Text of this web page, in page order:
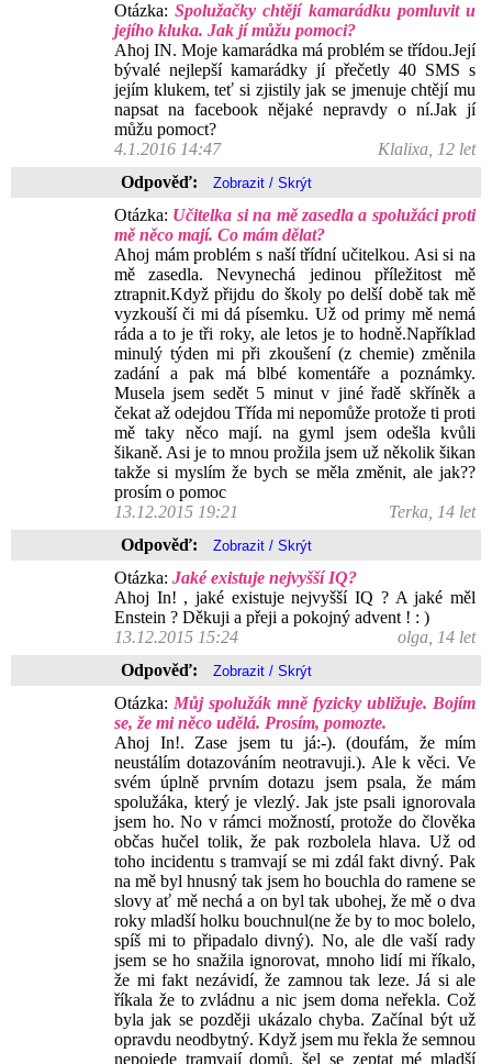
Otázka:Spolužačky chtějí kamarádku pomluvit u
jejího kluka. Jak jí můžu pomoci?
Ahoj IN. Moje kamarádka má problém se třídou.Její
bývalé nejlepší kamarádky jí přečetly 40 SMS s
jejím klukem, teť si zjistily jak se jmenuje chtějí mu
napsat na facebook nějaké nepravdy o ní.Jak jí
můžu pomoct?
4.1.2016 14:47
Klalixa, 12 let
Odpověď:
Otázka: Učitelka si na mě zasedla a spolužáci proti
mě něco mají. Co mám dělat?
Ahoj mám problém s naší třídní učitelkou. Asi si na
mě zasedla. Nevynechá jedinou příležitost mě
ztrapnit.Když přijdu do školy po delší době tak mě
vyzkouší či mi dá písemku. Už od primy mě nemá
ráda a to je tři roky, ale letos je to hodně.Například
minulý týden mi při zkoušení (z chemie) změnila
zadání a pak má blbé komentáře a poznámky.
Musela jsem sedět 5 minut v jiné řadě skříněk a
čekat až odejdou Třída mi nepomůže protože ti proti
mě taky něco mají. na gyml jsem odešla kvůli
šikaně. Asi je to mnou prožila jsem už několik šikan
takže si myslím že bych se měla změnit, ale jak??
prosím o pomoc
13.12.2015 19:21
Terka, 14 let
Odpověď:
Otázka: Jaké existuje nejvyšší IQ?
Ahoj In! , jaké existuje nejvyšší IQ ? A jaké měl
Enstein ? Děkuji a přeji a pokojný advent ! : )
13.12.2015 15:24
olga, 14 let
Odpověď:
Otázka: Můj spolužák mně fyzicky ubližuje. Bojím
se, že mi něco udělá. Prosím, pomozte.
Ahoj In!. Zase jsem tu já:-). (doufám, že mím
neustálím dotazováním neotravuji.). Ale k věci. Ve
svém úplně prvním dotazu jsem psala, že mám
spolužáka, který je vlezlý. Jak jste psali ignorovala
jsem ho. No v rámci možností, protože do člověka
občas hučel tolik, že pak rozbolela hlava. Už od
toho incidentu s tramvají se mi zdál fakt divný. Pak
na mě byl hnusný tak jsem ho bouchla do ramene se
slovy ať mě nechá a on byl tak ubohej, že mě o dva
roky mladší holku bouchnul(ne že by to moc bolelo,
spíš mi to připadalo divný). No, ale dle vaší rady
jsem se ho snažila ignorovat, mnoho lidí mi říkalo,
že mi fakt nezávidí, že zamnou tak leze. Já si ale
říkala že to zvládnu a nic jsem doma neřekla. Což
byla jak se později ukázalo chyba. Začínal být už
opravdu neodbytný. Když jsem mu řekla že semnou
nepojede tramvají domů, šel se zeptat mé mladší